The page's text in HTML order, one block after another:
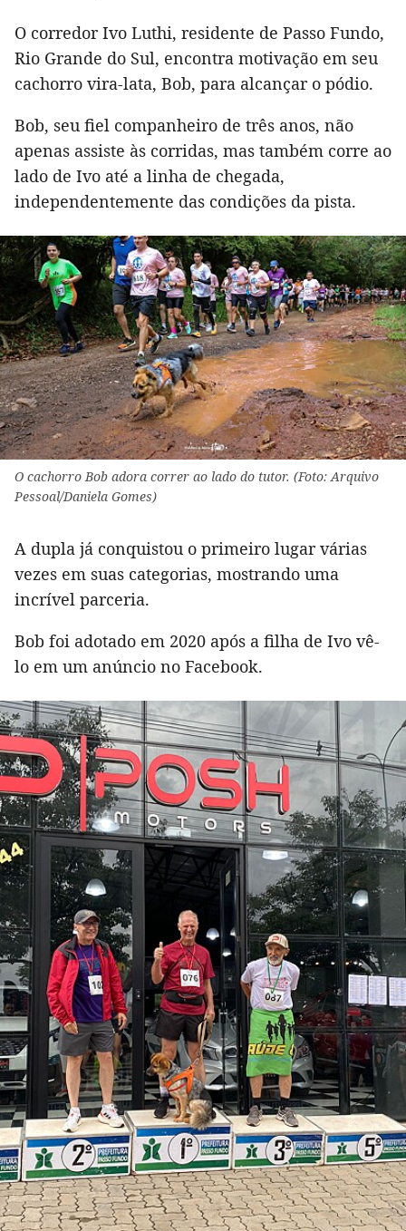
O corredor Ivo Luthi, residente de Passo Fundo,
Rio Grande do Sul, encontra motivação em seu
cachorro vira-lata, Bob, para alcançar o pódio.
Bob, seu fiel companheiro de três anos, não
apenas assiste às corridas, mas também corre ao
lado de Ivo até a linha de chegada,
independentemente das condições da pista.
O cachorro Bob adora correr ao lado do tutor. (Foto: Arquivo
Pessoal/Daniela Gomes)
A dupla já conquistou o primeiro lugar várias
vezes em suas categorias, mostrando uma
incrível parceria.
Bob foi adotado em 2020 após a filha de Ivo vê-
lo em um anúncio no Facebook.